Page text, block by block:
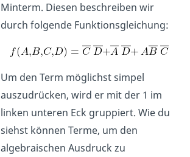
Minterm. Diesen beschreiben wir
durch folgende Funktionsgleichung:
Um den Term möglichst simpel
auszudrücken, wird er mit der 1 im
linken unteren Eck gruppiert. Wie du
siehst können Terme, um den
algebraischen Ausdruck zu